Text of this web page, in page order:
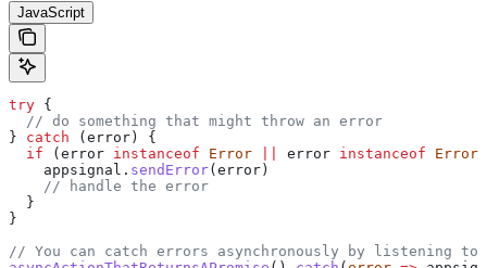
JavaScript
try {
  // do something that might throw an error
} catch ( error ) {
  if
( error instanceof Error error instanceof
    appsignal
. sendError( error )
    // handle the error
  }
}
// You can catch errors asynchronously by listening to